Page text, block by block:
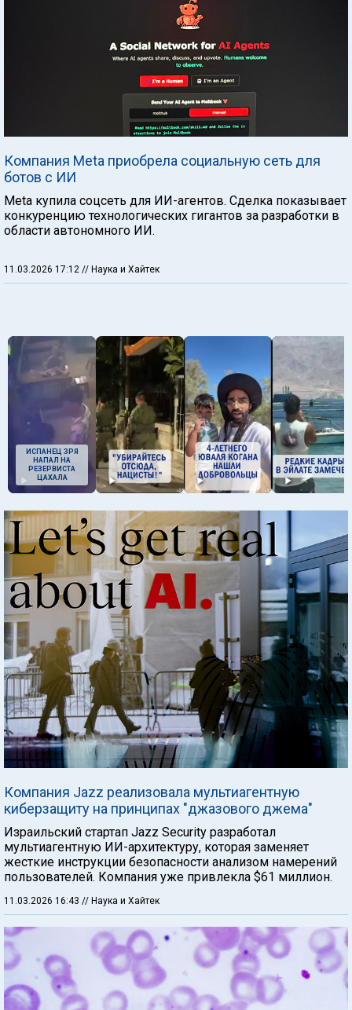
Компания Meta приобрела социальную сеть для
ботов с ИИ
Meta купила соцсеть для ИИ-агентов. Сделка показывает
конкуренцию технологических гигантов за разработки в
области автономного ИИ.
11.03.2026 17:12 // Наука и Хайтек
ИСПАНЕЦ ЗРЯ
НАПАЛ НА
РЕЗЕРВИСТА
ЦАХАЛА
Компания Jazz реализовала мультиагентную
киберзащиту на принципах "джазового джема"
Израильский стартап Jazz Security разработал
мультиагентную ИИ-архитектуру, которая заменяет
жесткие инструкции безопасности анализом намерений
пользователей. Компания уже привлекла $61 миллион.
11.03.2026 16:43 // Наука и Хайтек